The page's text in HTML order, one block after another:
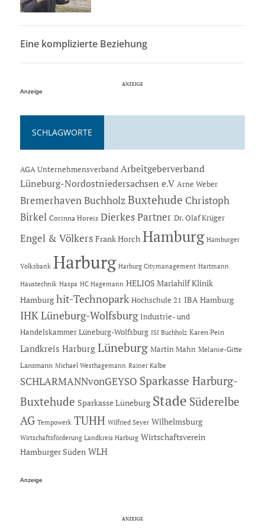
Eine komplizierte Beziehung
Anzeige
SCHLAGWORTE
AGA Unternehmensverband Arbeitgeberverband
Lüneburg-Nordostniedersachsen e.V Arne Weber
Bremerhaven Buchholz Buxtehude Christoph
Birkel Corinna Horeis Dierkes Partner Dr. Olaf Krüger
Engel & Völkers Frank Horch Hamburg Hamburger
Volksbank Harburg Harburg Citymanagement Hartmann
Haustechnik Haspa HC Hagemann HELIOS Mariahilf Klinik
Hamburg hit-Technopark Hochschule 21 IBA Hamburg
IHK Lüneburg-Wolfsburg Industrie- und
Handelskammer Lüneburg-Wolfsburg ISI Buchholz Karen Pein
Landkreis Harburg Lüneburg Martin Mahn Melanie-Gitte
Lansmann Michael Westhagemann Rainer Kalbe
SCHLARMANNvonGEYSO Sparkasse Harburg-
Buxtehude Sparkasse Lüneburg Stade Süderelbe
AG Tempowerk TUHH Wilfried Seyer Wilhelmsburg
Wirtschaftsförderung Landkreis Harburg Wirtschaftsverein
Hamburger Süden WLH
Anzeige